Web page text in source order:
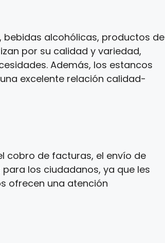
alcohólicas, productos de
por su calidad y variedad,
Además, los estancos
excelente relación calidad-
cobro de facturas, el envío de
los ciudadanos, ya que les
ofrecen una atención